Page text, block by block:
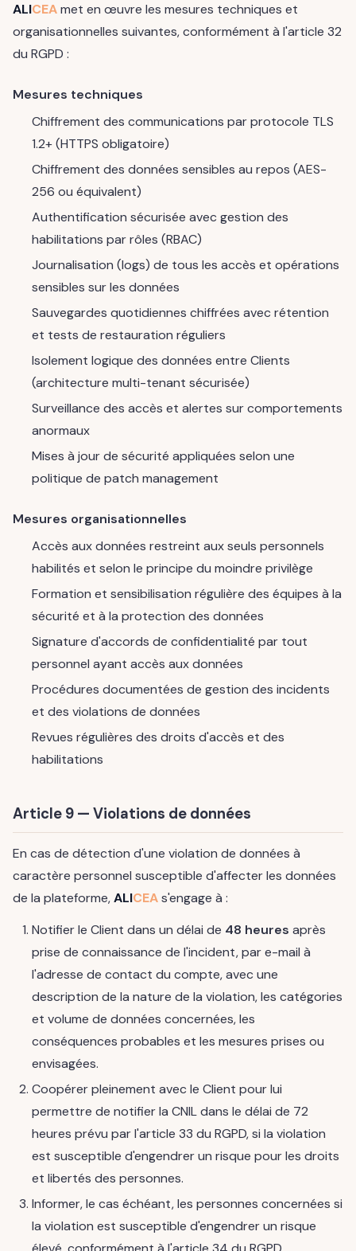
ALICEAmet en œuvre les mesures techniques et
organisationnelles suivantes, conformément à l'article 32
du RGPD :
Mesures techniques
Chiffrement des communications par protocole TLS
1.2+ (HTTPS obligatoire)
Chiffrement des données sensibles au repos (AES-
256 ou équivalent)
Authentification sécurisée avec gestion des
habilitations par rôles (RBAC)
Journalisation (logs) de tous les accès et opérations
sensibles sur les données
Sauvegardes quotidiennes chiffrées avec rétention
et tests de restauration réguliers
Isolement logique des données entre Clients
(architecture multi-tenant sécurisée)
Surveillance des accès et alertes sur comportements
anormaux
Mises à jour de sécurité appliquées selon une
politique de patch management
Mesures organisationnelles
Accès aux données restreint aux seuls personnels
habilités et selon le principe du moindre privilège
Formation et sensibilisation régulière des équipes à la
sécurité et à la protection des données
Signature d'accords de confidentialité par tout
personnel ayant accès aux données
Procédures documentées de gestion des incidents
et des violations de données
Revues régulières des droits d'accès et des
habilitations
Article 9 — Violations de données
En cas de détection d'une violation de données à
caractère personnel susceptible d'affecter les données
de la plateforme,ALICEAs'engage à :
Notifier le Client dans un délai de 48 heures après
prise de connaissance de l'incident, par e-mail à
l'adresse de contact du compte, avec une
description de la nature de la violation, les catégories
et volume de données concernées, les
conséquences probables et les mesures prises ou
envisagées.
Coopérer pleinement avec le Client pour lui
permettre de notifier la CNIL dans le délai de 72
heures prévu par l'article 33 du RGPD, si la violation
est susceptible d'engendrer un risque pour les droits
et libertés des personnes.
Informer, le cas échéant, les personnes concernées si
la violation est susceptible d'engendrer un risque